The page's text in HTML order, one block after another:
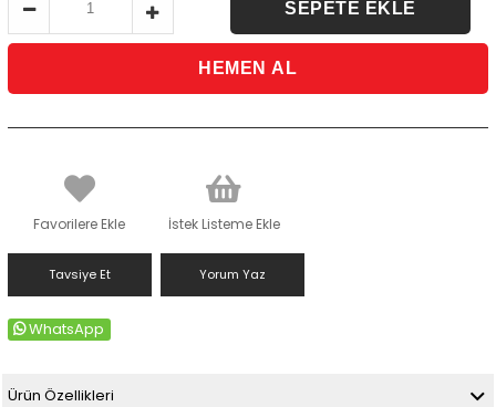
Favorilere Ekle İstek Listeme Ekle
Tavsiye Et Yorum Yaz
WhatsApp
Ürün Özellikleri